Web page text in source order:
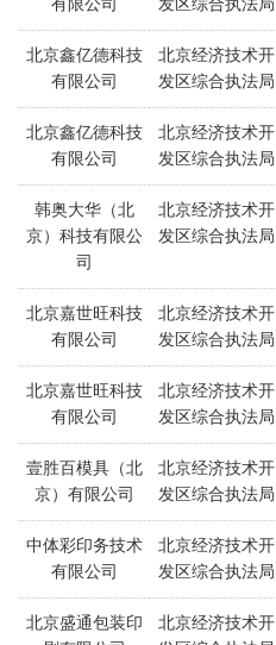
有限公司
发区综合执法局
北京鑫亿德科技
有限公司
北京经济技术开
发区综合执法局
北京鑫亿德科技
有限公司
北京经济技术开
发区综合执法局
韩奥大华（北
京）科技有限公
司
北京经济技术开
发区综合执法局
北京嘉世旺科技
有限公司
北京经济技术开
发区综合执法局
北京嘉世旺科技
有限公司
北京经济技术开
发区综合执法局
壹胜百模具（北
京）有限公司
北京经济技术开
发区综合执法局
中体彩印务技术
有限公司
北京经济技术开
发区综合执法局
北京盛通包装印
北京经济技术开